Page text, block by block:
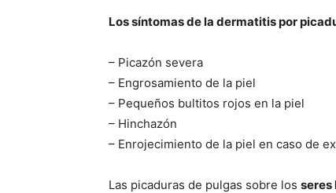
Los síntomas de la dermatitis por
– Picazón severa
– Engrosamiento de la piel
– Pequeños bultitos rojos en la piel
– Hinchazón
– Enrojecimiento de la piel en caso de
Las picaduras de pulgas sobre los seres